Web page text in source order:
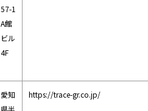
57-1
A館
ビル
4F
愛知
県半
https://trace-gr.co.jp/